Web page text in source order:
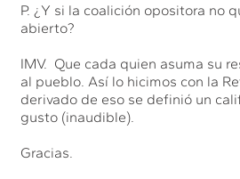
P. ¿Y si la coalición opositora no
abierto?
IMV. Que cada quien asuma su
al pueblo. Así lo hicimos con la
derivado de eso se definió un
gusto (inaudible).
Gracias.